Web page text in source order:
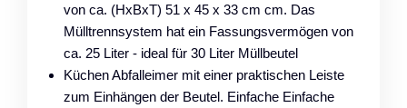
von ca. (HxBxT) 51 x 45 x 33 cm cm. Das
Mülltrennsystem hat ein Fassungsvermögen von
ca. 25 Liter - ideal für 30 Liter Müllbeutel
Küchen Abfalleimer mit einer praktischen Leiste
zum Einhängen der Beutel. Einfache Einfache